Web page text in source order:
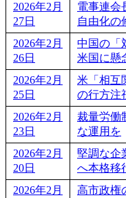
2026年2月
27日
電事連会
自由化の
2026年2月
26日
中国の「
米国に懸
2026年2月
25日
米「相互
の行方注
2026年2月
23日
裁量労働
な運用を
2026年2月
20日
堅調な企
へ本格移
2026年2月
高市政権